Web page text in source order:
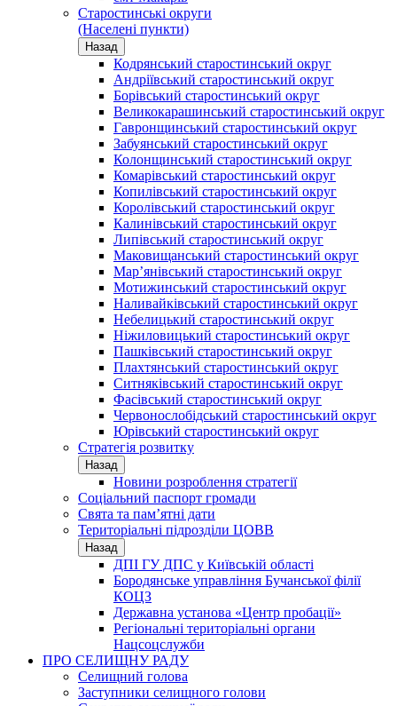
Старостинські округи
(Населені пункти)
Назад
Кодрянський старостинський округ
Андріївський старостинський округ
Борівський старостинський округ
Великокарашинський старостинський округ
Гавронщинський старостинський округ
Забуянський старостинський округ
Колонщинський старостинський округ
Комарівський старостинський округ
Копилівський старостинський округ
Королівський старостинський округ
Калинівський старостинський округ
Липівський старостинський округ
Маковищанський старостинський округ
Мар’янівський старостинський округ
Мотижинський старостинський округ
Наливайківський старостинський округ
Небелицький старостинський округ
Ніжиловицький старостинський округ
Пашківський старостинський округ
Плахтянський старостинський округ
Ситняківський старостинський округ
Фасівський старостинський округ
Червонослобідський старостинський округ
Юрівський старостинський округ
Стратегія розвитку
Назад
Новини розроблення стратегії
Соціальний паспорт громади
Свята та пам’ятні дати
Територіальні підрозділи ЦОВВ
Назад
ДПІ ГУ ДПС у Київській області
Бородянське управління Бучанської філії
КОЦЗ
Державна установа «Центр пробації»
Регіональні територіальні органи
Нацсоцслужби
ПРО СЕЛИЩНУ РАДУ
Селищний голова
Заступники селищного голови